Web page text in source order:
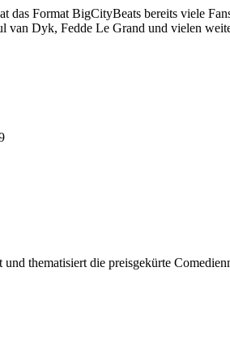
das Format BigCityBeats bereits viele
van Dyk, Fedde Le Grand und vielen
und thematisiert die preisgekürte